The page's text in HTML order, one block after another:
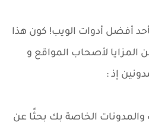
أفضل أدوات الويب! كون هذا
المزايا لأصحاب المواقع و
إذ :
الخاصة بك بحثًا عن